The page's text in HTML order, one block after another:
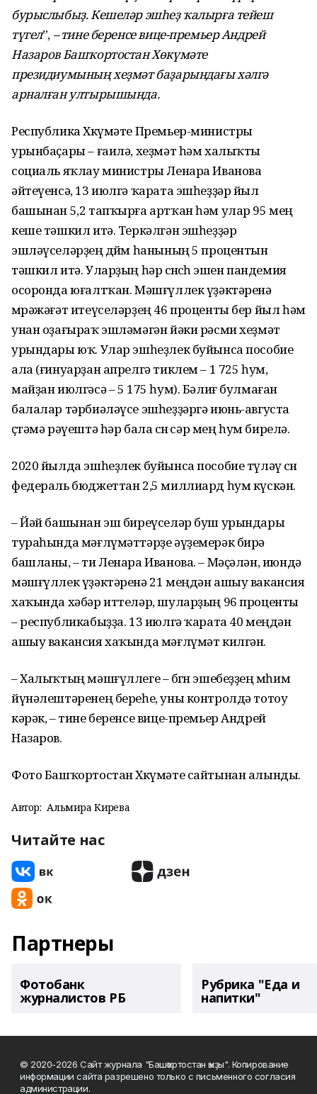
бурыслыбыҙ. Кешеләр эшһеҙ ҡалырға тейеш
түгел”, – тине беренсе вице-премьер Андрей
Назаров Башҡортостан Хөкүмәте
президиумының хеҙмәт баҙарындағы хәлгә
арналған ултырышында.
Республика Хөкүмәте Премьер-министры
урынбаҫары – ғаилә, хеҙмәт һәм халыҡты
социаль яҡлау министры Ленара Иванова
әйтеүенсә, 13 июлгә ҡарата эшһеҙҙәр йыл
башынан 5,2 тапҡырға артҡан һәм улар 95 мең
кеше тәшкил итә. Теркәлгән эшһеҙҙәр
эшләүселәрҙең дөйөм һанының 5 процентын
тәшкил итә. Уларҙың һәр өсөнсөһө эшен пандемия
осоронда юғалтҡан. Мәшғүллек үҙәктәренә
мөрәжәғәт итеүселәрҙең 46 проценты бер йыл һәм
унан оҙағыраҡ эшләмәгән йәки рәсми хеҙмәт
урындары юҡ. Улар эшһеҙлек буйынса пособие
ала (ғинуарҙан апрелгә тиклем – 1 725 һум,
майҙан июлгәсә – 5 175 һум). Бәлиғ булмаған
балалар тәрбиәләүсе эшһеҙҙәргә июнь-августа
өҫтәмә рәүештә һәр бала өсөн өсәр мең һум бирелә.
2020 йылда эшһеҙлек буйынса пособие түләү өсөн
федераль бюджеттан 2,5 миллиард һум күскән.
– Йәй башынан эш биреүселәр буш урындары
тураһында мәғлүмәттәрҙе әүҙемерәк бирә
башланы, – ти Ленара Иванова. – Мәҫәлән, июндә
мәшғүллек үҙәктәренә 21 меңдән ашыу вакансия
хаҡында хәбәр иттеләр, шуларҙың 96 проценты
– республикабыҙҙа. 13 июлгә ҡарата 40 меңдән
ашыу вакансия хаҡында мәғлүмәт килгән.
– Халыҡтың мәшғүллеге – бөгөн эшебеҙҙең мөһим
йүнәлештәренең береһе, уны контролдә тотоу
кәрәк, – тине беренсе вице-премьер Андрей
Назаров.
Фото Башҡортостан Хөкүмәте сайтынан алынды.
Автор: Альмира Кирәева
Читайте нас
Партнеры
Фотобанк
журналистов РБ
Рубрика "Еда и
напитки"
© 2020-2026 Сайт журнала "Башҡортостан ҡыҙы". Копирование
информации сайта разрешено только с письменного согласия
администрации.